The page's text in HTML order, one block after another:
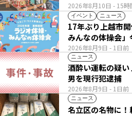
2026年8月10日 - 15時
イベント ニュース
2026年8月9日 - 1日前
17年ぶり上越市
みんなの体操会
ニュース
2026年8月9日 - 1日前
酒酔い運転の疑
男を現行犯逮捕
ニュース
名立区の名物に